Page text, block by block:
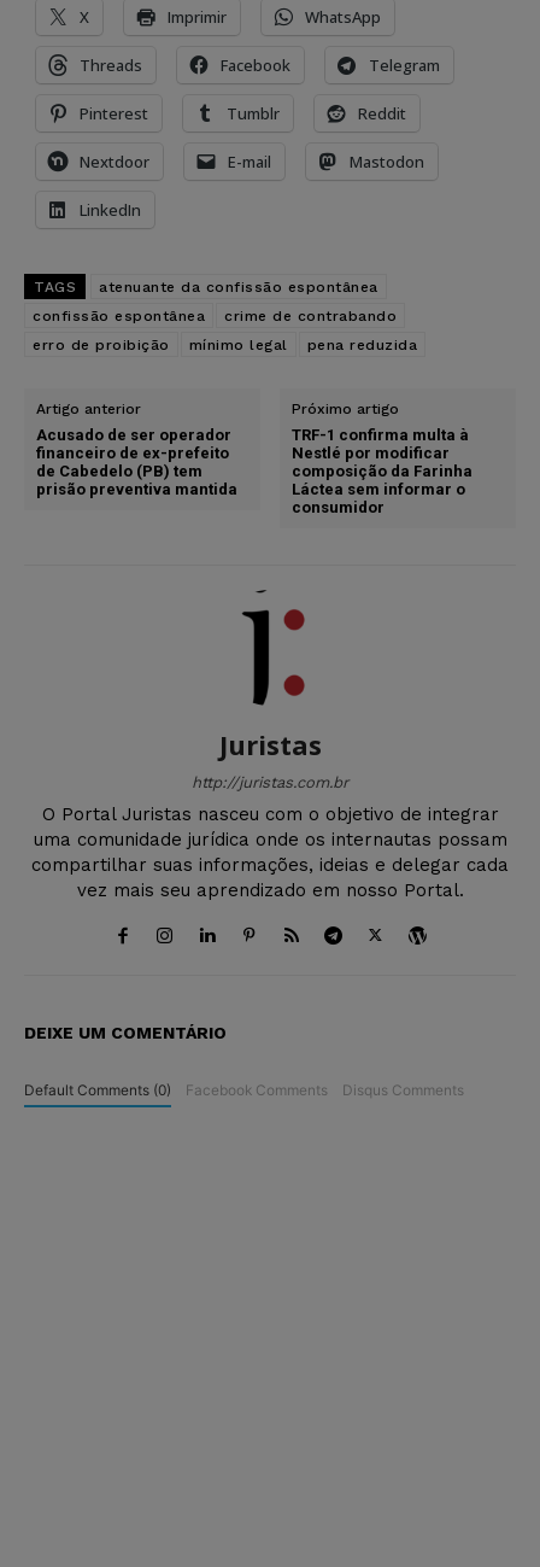
X Imprimir WhatsApp
Threads Facebook Telegram
Pinterest Tumblr Reddit
Nextdoor E-mail Mastodon
LinkedIn
TAGS
atenuante da confissão espontânea
confissão espontânea
crime de contrabando
erro de proibição
mínimo legal pena reduzida
Artigo anterior
Acusado de ser operador
financeiro de ex-prefeito
de Cabedelo (PB) tem
prisão preventiva mantida
Próximo artigo
TRF-1 confirma multa à
Nestlé por modificar
composição da Farinha
Láctea sem informar o
consumidor
Juristas
http://juristas.com.br
O Portal Juristas nasceu com o objetivo de integrar
uma comunidade jurídica onde os internautas possam
compartilhar suas informações, ideias e delegar cada
vez mais seu aprendizado em nosso Portal.
DEIXE UM COMENTÁRIO
Default Comments (0) Facebook Comments Disqus Comments